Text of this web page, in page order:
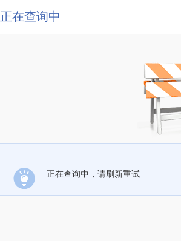
正在查询中
正在查询中，请刷新重试